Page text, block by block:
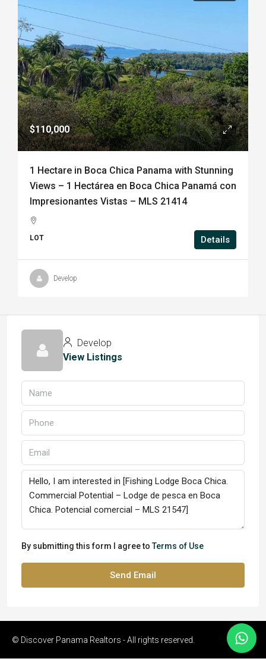
$110,000
1 Hectare in Boca Chica Panama with Stunning
Views – 1 Hectárea en Boca Chica Panamá con
Impresionantes Vistas – MLS 21414
LOT Details
Develop
Develop
View Listings
By submitting this form I agree toTerms of Use
Send Email
© Discover Panama Realtors - All rights reserved.